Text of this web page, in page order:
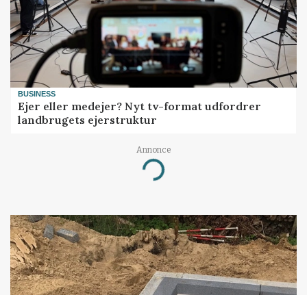
BUSINESS
Ejer eller medejer? Nyt tv-format udfordrer
landbrugets ejerstruktur
Annonce
Loading...